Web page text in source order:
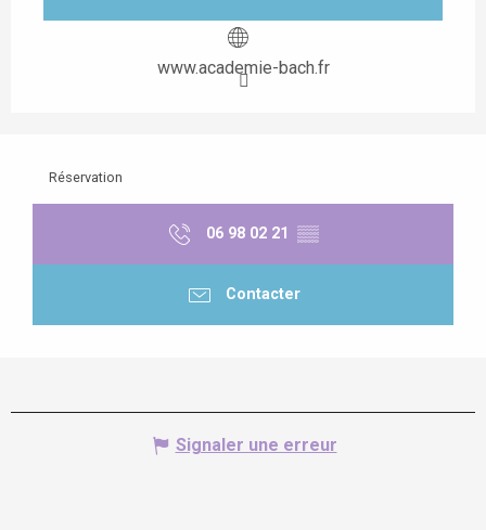
www.academie-bach.fr
Réservation
06 98 02 21 ▒▒
Contacter
Signaler une erreur